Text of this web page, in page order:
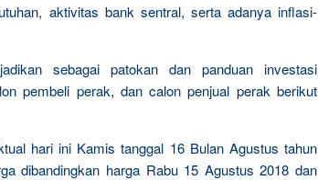
aktivitas bank sentral, serta adanya inflasi-
sebagai patokan dan panduan investasi
pembeli perak, dan calon penjual perak berikut
hari ini Kamis tanggal 16 Bulan Agustus tahun
dibandingkan harga Rabu 15 Agustus 2018 dan